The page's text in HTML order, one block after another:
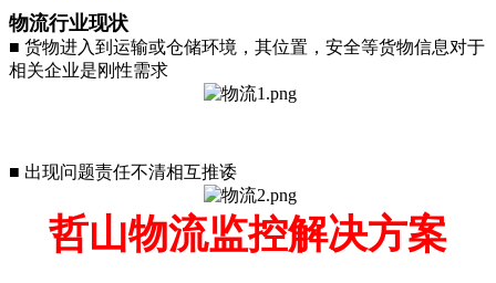
物流行业现状
■ 货物进入到运输或仓储环境，其位置，安全等货物信息对于
相关企业是刚性需求
■ 出现问题责任不清相互推诿
哲山物流监控解决方案